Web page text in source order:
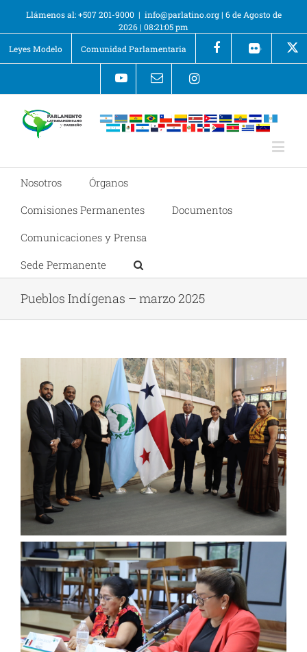
Llámenos al: +507 201-9000 | info@parlatino.org| 6 de Agosto de
2026 | 08:21:08 pm
Leyes Modelo
Comunidad Parlamentaria +
Nosotros
Órganos
Comisiones Permanentes
Documentos
Comunicaciones y Prensa
Sede Permanente
Pueblos Indígenas – marzo 2025